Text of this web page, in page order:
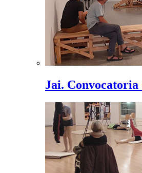
Jai. Convocatoria